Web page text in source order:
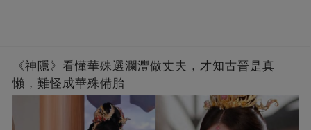
《神隱》看懂華殊選瀾灃做丈夫，才知古晉是真
懶，難怪成華殊備胎